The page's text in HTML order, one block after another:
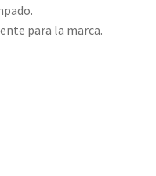
para la marca.